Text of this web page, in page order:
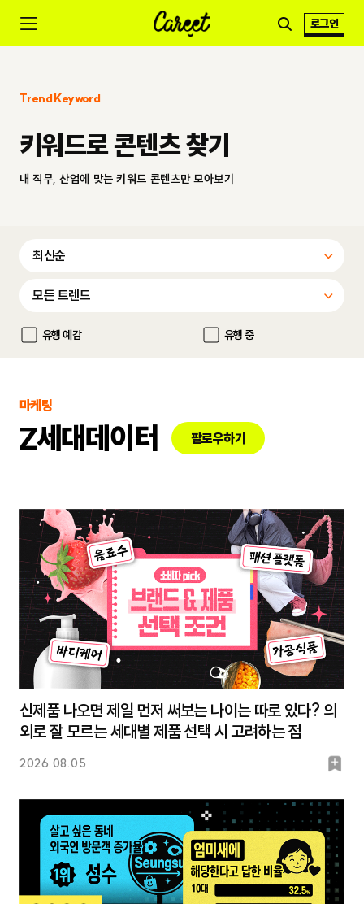
로그인
Trend Keyword
키워드로 콘텐츠 찾기
내 직무, 산업에 맞는 키워드 콘텐츠만 모아보기
유행 예감 유행 중
마케팅
Z세대데이터 팔로우하기
신제품 나오면 제일 먼저 써보는 나이는 따로 있다? 의
외로 잘 모르는 세대별 제품 선택 시 고려하는 점
2026.08.05
북
크